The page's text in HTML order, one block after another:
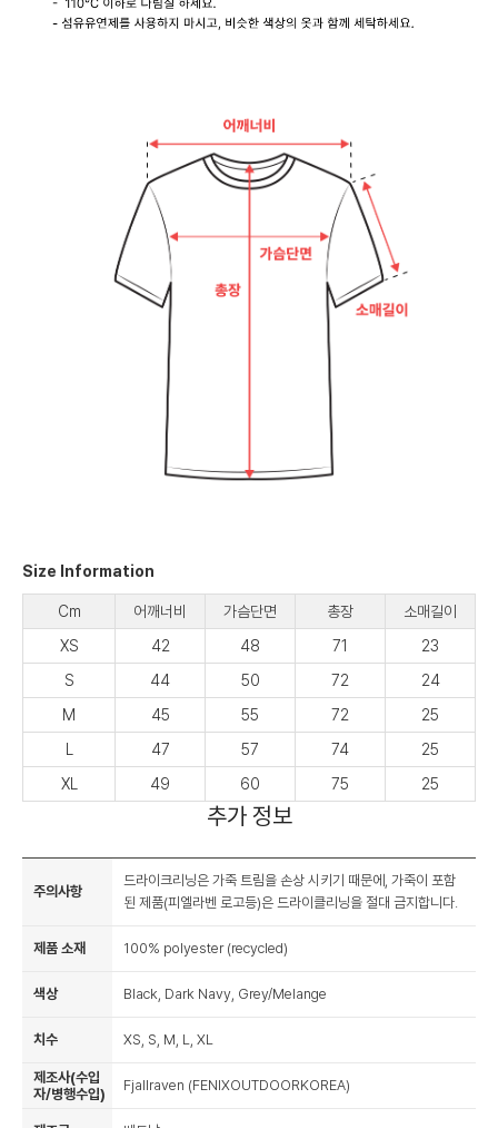
Size Information
Cm 어깨너비 가슴단면 총장
소매길이
XS
42 48 71
23
S
44 50 72
24
M
45 55 72
25
47 57 74
25
XL
49 60 75 25
추가 정보
주의사항
드라이크리닝은 가죽 트림을 손상 시키기 때문에, 가죽이 포함
된 제품(피엘라벤 로고등)은 드라이클리닝을 절대 금지합니다.
제품 소재 100% polyester (recycled)
색상 Black, Dark Navy, Grey/Melange
치수 XS, S, M, L, XL
제조사(수입
자/병행수입)
Fjallraven (FENIXOUTDOORKOREA)